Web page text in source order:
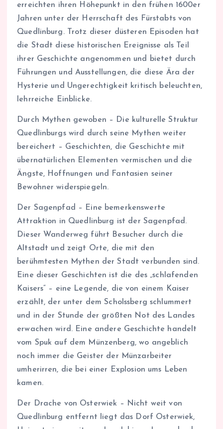
erreichten ihren Höhepunkt in den frühen 1600er
Jahren unter der Herrschaft des Fürstabts von
Quedlinburg. Trotz dieser düsteren Episoden hat
die Stadt diese historischen Ereignisse als Teil
ihrer Geschichte angenommen und bietet durch
Führungen und Ausstellungen, die diese Ära der
Hysterie und Ungerechtigkeit kritisch beleuchten,
lehrreiche Einblicke.
Durch Mythen gewoben – Die kulturelle Struktur
Quedlinburgs wird durch seine Mythen weiter
bereichert – Geschichten, die Geschichte mit
übernatürlichen Elementen vermischen und die
Ängste, Hoffnungen und Fantasien seiner
Bewohner widerspiegeln.
Der Sagenpfad – Eine bemerkenswerte
Attraktion in Quedlinburg ist der Sagenpfad.
Dieser Wanderweg führt Besucher durch die
Altstadt und zeigt Orte, die mit den
berühmtesten Mythen der Stadt verbunden sind.
Eine dieser Geschichten ist die des „schlafenden
Kaisers“ – eine Legende, die von einem Kaiser
erzählt, der unter dem Scholssberg schlummert
und in der Stunde der größten Not des Landes
erwachen wird. Eine andere Geschichte handelt
vom Spuk auf dem Münzenberg, wo angeblich
noch immer die Geister der Münzarbeiter
umherirren, die bei einer Explosion ums Leben
kamen.
Der Drache von Osterwiek – Nicht weit von
Quedlinburg entfernt liegt das Dorf Osterwiek,